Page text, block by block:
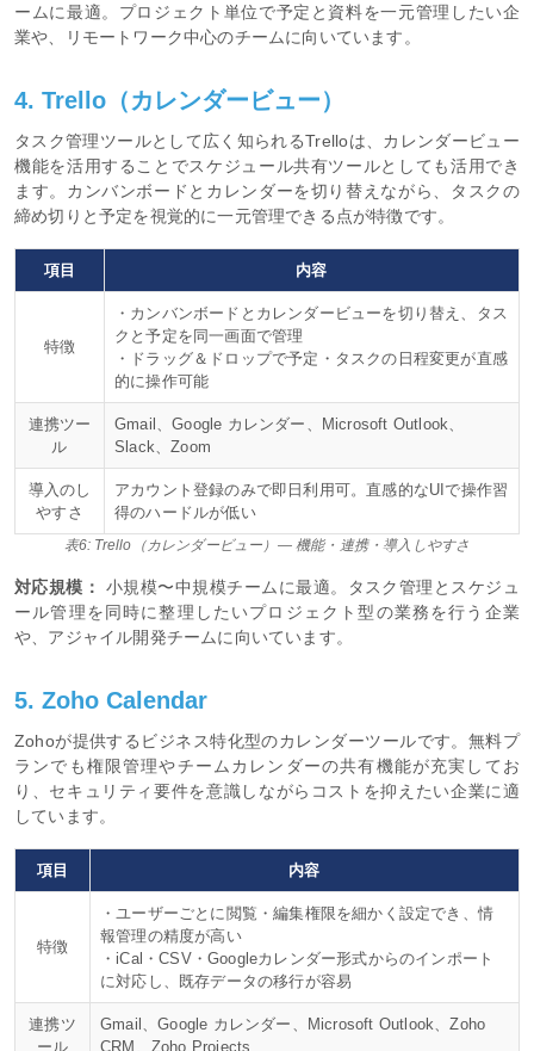
ームに最適。プロジェクト単位で予定と資料を一元管理したい企
業や、リモートワーク中心のチームに向いています。
4. Trello（カレンダービュー）
タスク管理ツールとして広く知られるTrelloは、カレンダービュー
機能を活用することでスケジュール共有ツールとしても活用でき
ます。カンバンボードとカレンダーを切り替えながら、タスクの
締め切りと予定を視覚的に一元管理できる点が特徴です。
項目 内容
特徴
・カンバンボードとカレンダービューを切り替え、タス
クと予定を同一画面で管理
・ドラッグ＆ドロップで予定・タスクの日程変更が直感
的に操作可能
連携ツー
ル
Gmail、Google カレンダー、Microsoft Outlook、
Slack、Zoom
導入のし
やすさ
アカウント登録のみで即日利用可。直感的なUIで操作習
得のハードルが低い
表6: Trello（カレンダービュー）— 機能・連携・導入しやすさ
対応規模：
小規模〜中規模チームに最適。タスク管理とスケジュ
ール管理を同時に整理したいプロジェクト型の業務を行う企業
や、アジャイル開発チームに向いています。
5. Zoho Calendar
Zohoが提供するビジネス特化型のカレンダーツールです。無料プ
ランでも権限管理やチームカレンダーの共有機能が充実してお
り、セキュリティ要件を意識しながらコストを抑えたい企業に適
しています。
項目 内容
特徴
・ユーザーごとに閲覧・編集権限を細かく設定でき、情
報管理の精度が高い
・iCal・CSV・Googleカレンダー形式からのインポート
に対応し、既存データの移行が容易
連携ツ
ール
Gmail、Google カレンダー、Microsoft Outlook、Zoho
CRM、Zoho Projects